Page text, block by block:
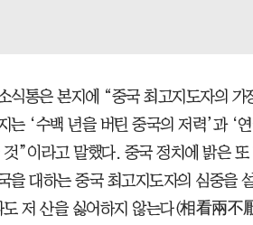
식통은 본지에 “중국 최고지도자의 가
는 ‘수백 년을 버틴 중국의 저력’과 ‘
”이라고 말했다. 중국 정치에 밝은
을 대하는 중국 최고지도자의 심중을
도 저 산을 싫어하지 않는다(相看兩